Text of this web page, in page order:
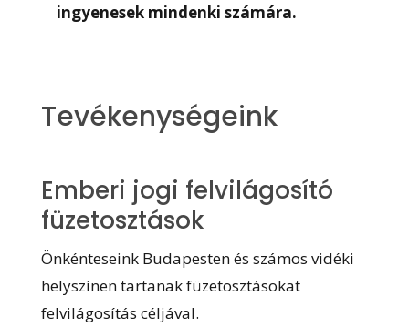
ingyenesek mindenki számára.
Tevékenységeink
Emberi jogi felvilágosító
füzetosztások
Önkénteseink Budapesten és számos vidéki
helyszínen tartanak füzetosztásokat
felvilágosítás céljával.